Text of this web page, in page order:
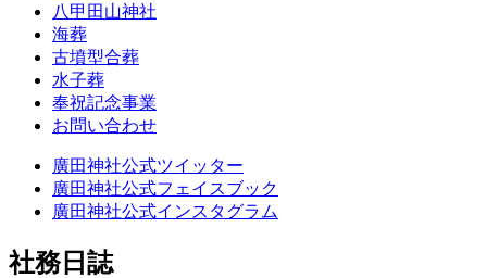
八甲田山神社
海葬
古墳型合葬
水子葬
奉祝記念事業
お問い合わせ
廣田神社公式ツイッター
廣田神社公式フェイスブック
廣田神社公式インスタグラム
社務日誌